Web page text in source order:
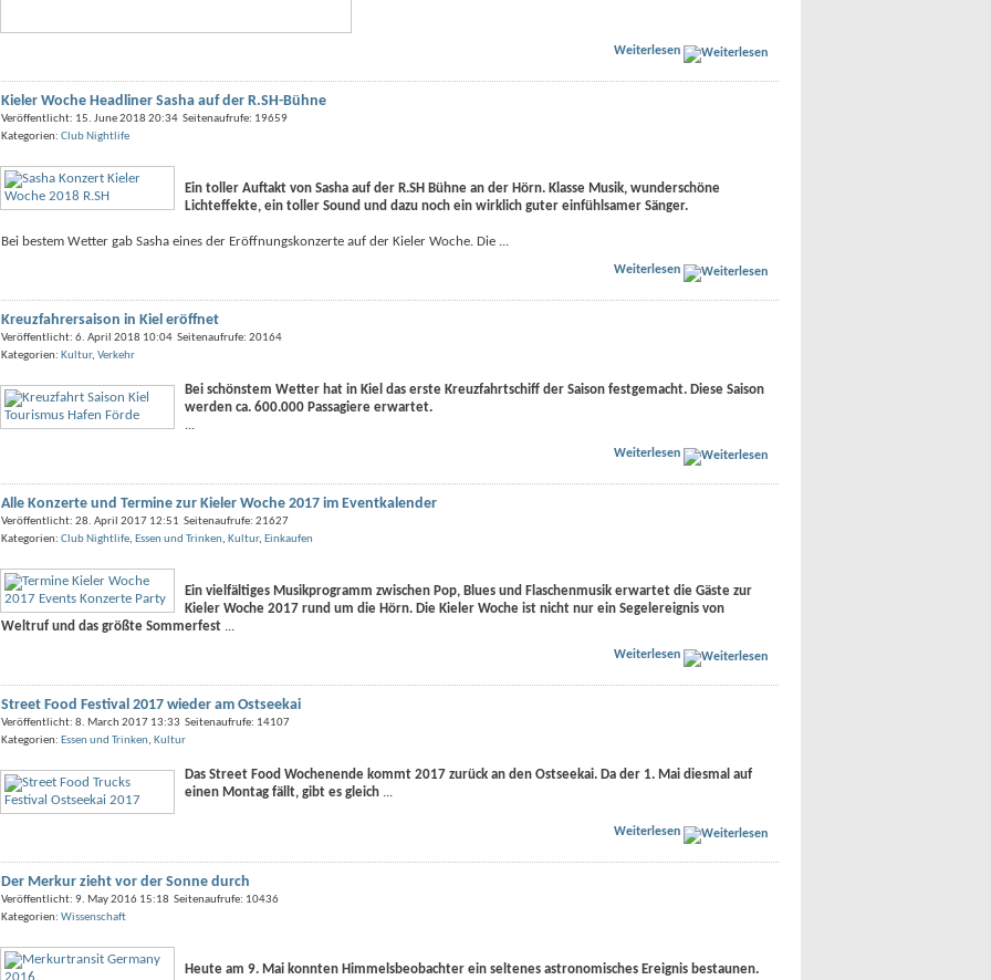
Weiterlesen
Kieler Woche Headliner Sasha auf der R.SH-Bühne
Veröffentlicht: 15. June 2018 20:34 Seitenaufrufe: 19659
Kategorien: Club Nightlife
Ein toller Auftakt von Sasha auf der R.SH Bühne an der Hörn. Klasse Musik, wunderschöne
Lichteffekte, ein toller Sound und dazu noch ein wirklich guter einfühlsamer Sänger.
Bei bestem Wetter gab Sasha eines der Eröffnungskonzerte auf der Kieler Woche. Die ...
Weiterlesen
Kreuzfahrersaison in Kiel eröffnet
Veröffentlicht: 6. April 2018 10:04 Seitenaufrufe: 20164
Kategorien: Kultur, Verkehr
Bei schönstem Wetter hat in Kiel das erste Kreuzfahrtschiff der Saison festgemacht. Diese Saison
werden ca. 600.000 Passagiere erwartet.
Weiterlesen
Alle Konzerte und Termine zur Kieler Woche 2017 im Eventkalender
Veröffentlicht: 28. April 2017 12:51 Seitenaufrufe: 21627
Kategorien: Club Nightlife, Essen und Trinken, Kultur, Einkaufen
Ein vielfältiges Musikprogramm zwischen Pop, Blues und Flaschenmusik erwartet die Gäste zur
Kieler Woche 2017 rund um die Hörn. Die Kieler Woche ist nicht nur ein Segelereignis von
Weltruf und das größte Sommerfest...
Weiterlesen
Street Food Festival 2017 wieder am Ostseekai
Veröffentlicht: 8. March 2017 13:33 Seitenaufrufe: 14107
Kategorien: Essen und Trinken, Kultur
Das Street Food Wochenende kommt 2017 zurück an den Ostseekai. Da der 1. Mai diesmal auf
einen Montag fällt, gibt es gleich...
Weiterlesen
Der Merkur zieht vor der Sonne durch
Veröffentlicht: 9. May 2016 15:18 Seitenaufrufe: 10436
Kategorien: Wissenschaft
Heute am 9. Mai konnten Himmelsbeobachter ein seltenes astronomisches Ereignis bestaunen.